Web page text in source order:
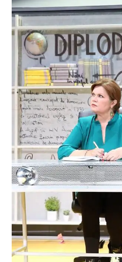
PAGINI
Ce fac?
Clasicul „Despre mine…”
Contact
Descarca povestirea Floare
Albastra!
Download 101 Movie
Acrostics!
PRIETENI APROPIATI
Victor Sosea – Designer
PRIETENI DIN AFARA BRESLEI
GloryBox.ro
Vreau-schimbare.ro